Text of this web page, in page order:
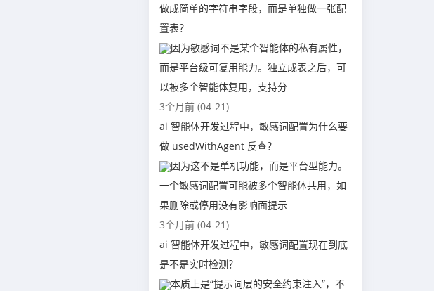
做成简单的字符串字段，而是单独做一张配
置表？
因为敏感词不是某个智能体的私有属性，
而是平台级可复用能力。独立成表之后，可
以被多个智能体复用，支持分
3个月前 (04-21)
ai 智能体开发过程中，敏感词配置为什么要
做 usedWithAgent 反查？
因为这不是单机功能，而是平台型能力。
一个敏感词配置可能被多个智能体共用，如
果删除或停用没有影响面提示
3个月前 (04-21)
ai 智能体开发过程中，敏感词配置现在到底
是不是实时检测？
本质上是“提示词层的安全约束注入”，不